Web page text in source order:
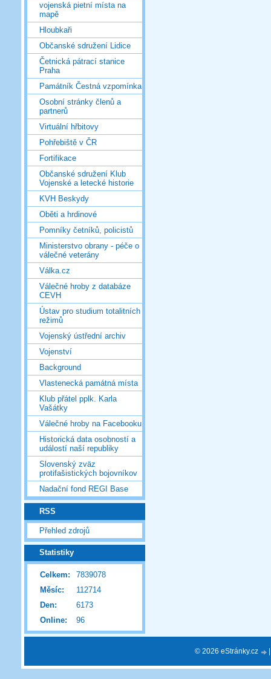
vojenská pietní místa na
mapě
Hloubkaři
Občanské sdružení Lidice
Četnická pátrací stanice
Praha
Památník Čestná vzpomínka
Osobní stránky členů a
partnerů
Virtuální hřbitovy
Pohřebiště v ČR
Fortifikace
Občanské sdružení Klub
Vojenské a letecké historie
KVH Beskydy
Oběti a hrdinové
Pomníky četníků, policistů
Ministerstvo obrany - péče o
válečné veterány
Válka.cz
Válečné hroby z databáze
CEVH
Ústav pro studium totalitních
režimů
Vojenský ústřední archiv
Vojenství
Background
Vlastenecká památná místa
Klub přátel pplk. Karla
Vašátky
Válečné hroby na Facebooku
Historická data osobností a
událostí naší republiky
Slovenský zväz
protifašistických bojovníkov
Nadační fond REGI Base
RSS
Přehled zdrojů
Statistiky
Online: 96
Celkem:
7839078
Měsíc:
112714
Den:
6173
© 2026 eStránky.cz